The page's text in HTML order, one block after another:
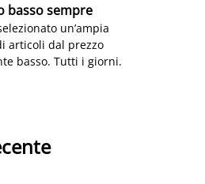
basso sempre
un’ampia
articoli dal prezzo
basso. Tutti i giorni.